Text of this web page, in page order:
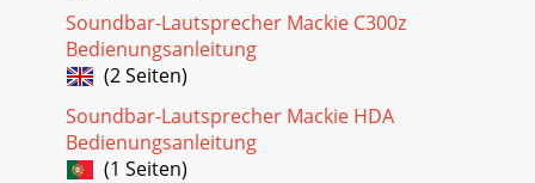
Seite 20
Owner’s Manual9Owner’s ManualThump12 / Thump15
Loudspeakers: Rear Panel Features1. Power
ConnectionThisisastandard3-
prongIECpowerconnector.Co
Soundbar-Lautsprecher Mackie C300z
Bedienungsanleitung
(2 Seiten)
Soundbar-Lautsprecher Mackie HDA
Bedienungsanleitung
(1 Seiten)